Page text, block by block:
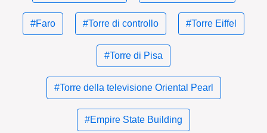
#Faro #Torre di controllo #Torre Eiffel
#Torre di Pisa
#Torre della televisione Oriental Pearl
#Empire State Building